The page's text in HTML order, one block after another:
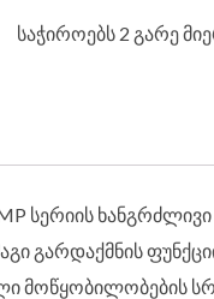
საჭიროებს 2 გარე
სერიის ხანგრძლივი
გარდაქმნის
მოწყობილობების